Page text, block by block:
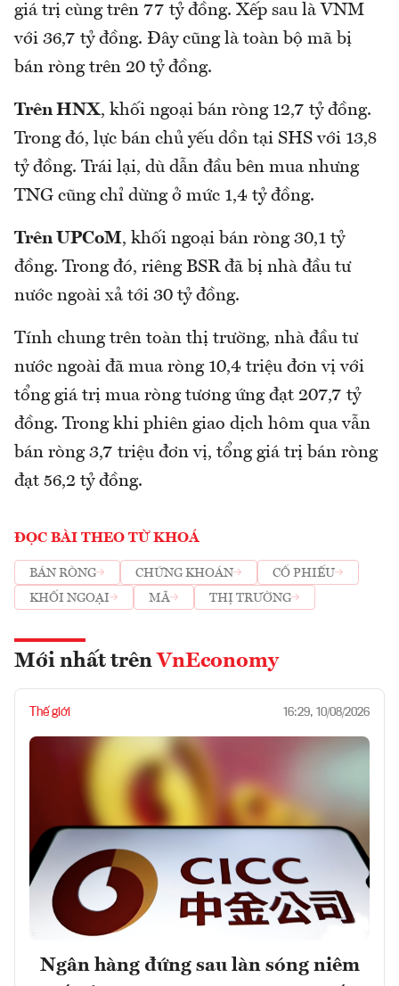
giá trị cùng trên 77 tỷ đồng. Xếp sau là VNM
với 36,7 tỷ đồng. Đây cũng là toàn bộ mã bị
bán ròng trên 20 tỷ đồng.
Trên HNX, khối ngoại bán ròng 12,7 tỷ đồng.
Trong đó, lực bán chủ yếu dồn tại SHS với 13,8
tỷ đồng. Trái lại, dù dẫn đầu bên mua nhưng
TNG cũng chỉ dừng ở mức 1,4 tỷ đồng.
Trên UPCoM, khối ngoại bán ròng 30,1 tỷ
đồng. Trong đó, riêng BSR đã bị nhà đầu tư
nước ngoài xả tới 30 tỷ đồng.
Tính chung trên toàn thị trường, nhà đầu tư
nước ngoài đã mua ròng 10,4 triệu đơn vị với
tổng giá trị mua ròng tương ứng đạt 207,7 tỷ
đồng. Trong khi phiên giao dịch hôm qua vẫn
bán ròng 3,7 triệu đơn vị, tổng giá trị bán ròng
đạt 56,2 tỷ đồng.
ĐỌC BÀI THEO TỪ KHOÁ
BÁN RÒNG CHỨNG KHOÁN
CỔ PHIẾU
KHỐI NGOẠI
MÃ THỊ TRƯỜNG
Mới nhất trên VnEconomy
Thế giới 16:29, 10/08/2026
Ngân hàng đứng sau làn sóng niêm